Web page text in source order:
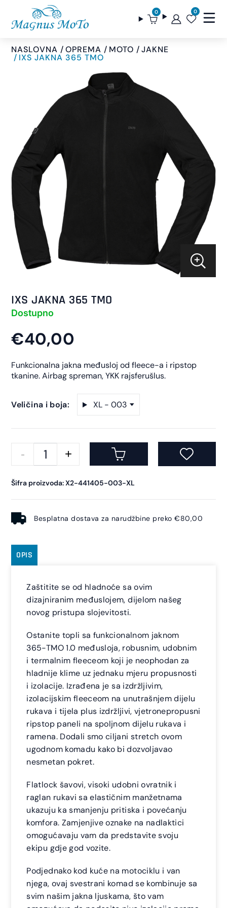
0 0
NASLOVNA OPREMA MOTO JAKNE
IXS JAKNA 365 TMO
IXS JAKNA 365 TMO
Dostupno
€40,00
Funkcionalna jakna međusloj od fleece-a i ripstop
tkanine. Airbag spreman, YKK rajsferušlus.
Veličina i boja: XL - 003
Šifra proizvoda: X2-441405-003-XL
Besplatna dostava za narudžbine preko €80,00
OPIS
Zaštitite se od hladnoće sa ovim
dizajniranim međuslojem, dijelom našeg
novog pristupa slojevitosti.
Ostanite topli sa funkcionalnom jaknom
365-TMO 1.0 međusloja, robusnim, udobnim
i termalnim fleeceom koji je neophodan za
hladnije klime uz jednaku mjeru propusnosti
i izolacije. Izrađena je sa izdržljivim,
izolacijskim fleeceom na unutrašnjem dijelu
rukava i tijela plus izdržljivi, vjetronepropusni
ripstop paneli na spoljnom dijelu rukava i
ramena. Dodali smo ciljani stretch ovom
ugodnom komadu kako bi dozvoljavao
nesmetan pokret.
Flatlock šavovi, visoki udobni ovratnik i
raglan rukavi sa elastičnim manžetnama
ukazuju ka smanjenju pritiska i povećanju
komfora. Zamjenjive oznake na nadlaktici
omogućavaju vam da predstavite svoju
ekipu gdje god vozite.
Podjednako kod kuće na motociklu i van
njega, ovaj svestrani komad se kombinuje sa
svim našim jakna ljuskama, što vam